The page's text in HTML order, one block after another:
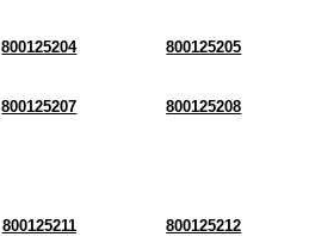
800125204 800125205
800125207 800125208
800125211 800125212